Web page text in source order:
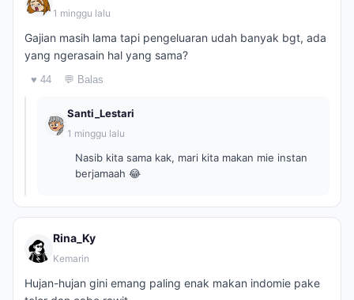
1 minggu lalu
Gajian masih lama tapi pengeluaran udah banyak bgt, ada
yang ngerasain hal yang sama?
♥ 44 💬 Balas
Santi_Lestari
1 minggu lalu
Nasib kita sama kak, mari kita makan mie instan
berjamaah 😂
Rina_Ky
Kemarin
Hujan-hujan gini emang paling enak makan indomie pake